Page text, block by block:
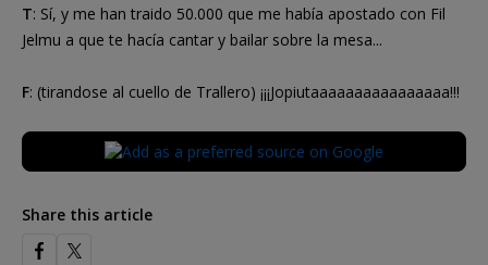
T: Sí, y me han traido 50.000 que me había apostado con Fil
Jelmu a que te hacía cantar y bailar sobre la mesa...
F: (tirandose al cuello de Trallero) ¡¡¡Jopiutaaaaaaaaaaaaaaaa!!!
Share this article